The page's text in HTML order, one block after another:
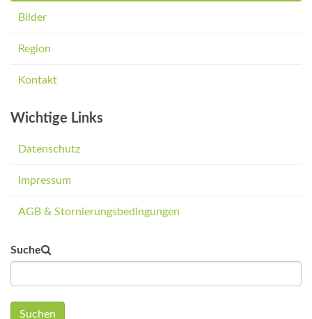
Bilder
Region
Kontakt
Wichtige Links
Datenschutz
Impressum
AGB & Stornierungsbedingungen
Suche
Suchen